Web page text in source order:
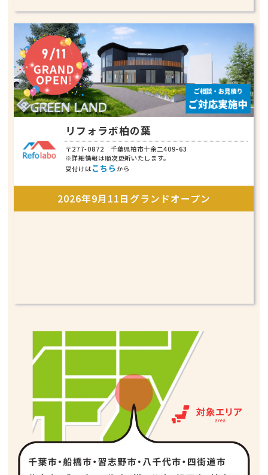
リフォラボ柏の葉
〒277-0872 千葉県柏市十余二409-63
※詳細情報は順次更新いたします。
受付けは こちらから
2026年9月11日グランドオープン